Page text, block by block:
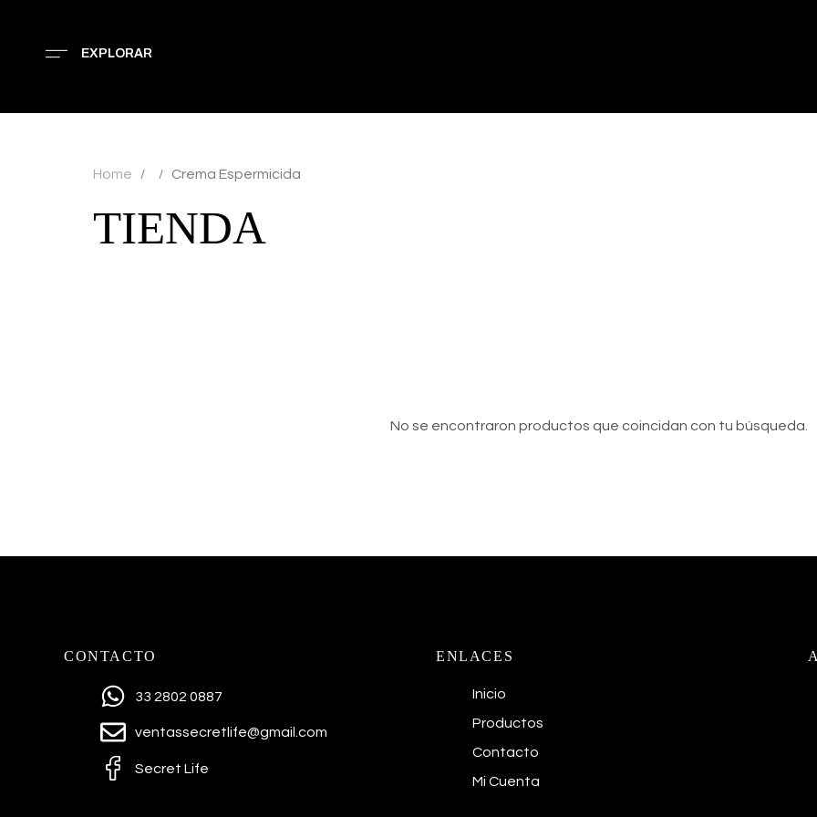
EXPLORAR
Home / / Crema Espermicida
TIENDA
No se encontraron productos que coincidan con tu búsqueda.
CONTACTO
33 2802 0887
ventassecretlife@gmail.com
Secret Life
ENLACES
Inicio
Productos
Contacto
Mi Cuenta